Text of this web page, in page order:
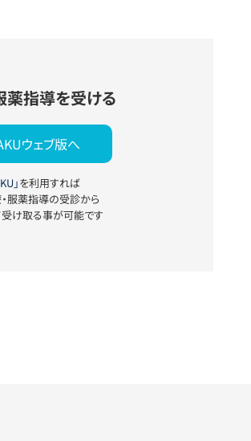
薬指導を受ける
ウェブ版へ
」を利用すれば
服薬指導の受診から
け取る事が可能です